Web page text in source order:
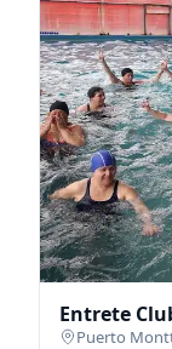
Entrete
Puerto